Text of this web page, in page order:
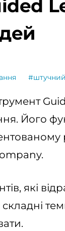
#штучний
Його
які